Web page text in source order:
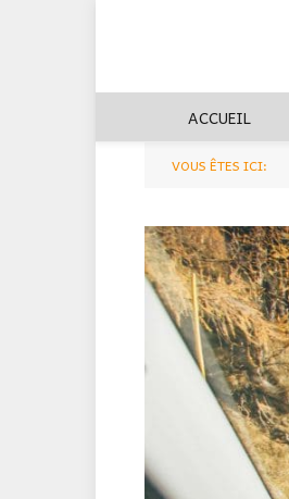
ACCUEIL
VOUS ÊTES ICI: